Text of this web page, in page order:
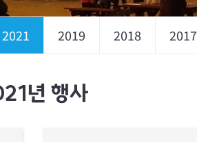
2021 2019 2018 2017
년 행사